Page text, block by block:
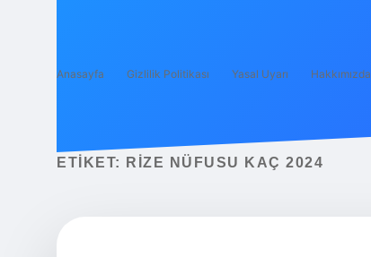
Anasayfa Gizlilik Politikası Yasal Uyarı Hakkımızda
ETIKET: RIZE NÜFUSU KAÇ 2024